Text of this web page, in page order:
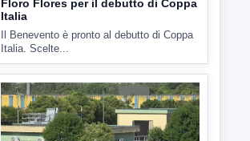
7 AGOSTO 2026 ATTUALITÀ
Miasmi e Calore, l'ASL parla
attraverso il Comune